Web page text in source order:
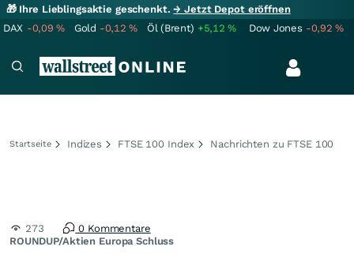
🎁 Ihre Lieblingsaktie geschenkt.→ Jetzt Depot eröffnen
DAX -0,09% Gold -0,12% Öl (Brent) +5,12% Dow Jones -0,92%
Startseite Indizes FTSE 100 Index Nachrichten zu FTSE 100
ROUNDUP/Aktien Europa Schluss
273 0 Kommentare